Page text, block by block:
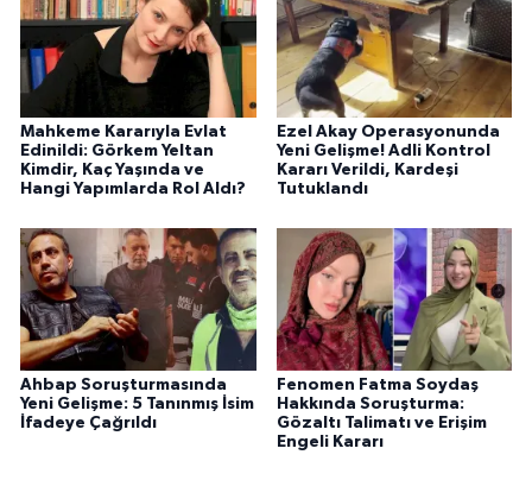
Mahkeme Kararıyla Evlat
Edinildi: Görkem Yeltan
Kimdir, Kaç Yaşında ve
Hangi Yapımlarda Rol Aldı?
Ezel Akay Operasyonunda
Yeni Gelişme! Adli Kontrol
Kararı Verildi, Kardeşi
Tutuklandı
Ahbap Soruşturmasında
Yeni Gelişme: 5 Tanınmış İsim
İfadeye Çağrıldı
Fenomen Fatma Soydaş
Hakkında Soruşturma:
Gözaltı Talimatı ve Erişim
Engeli Kararı